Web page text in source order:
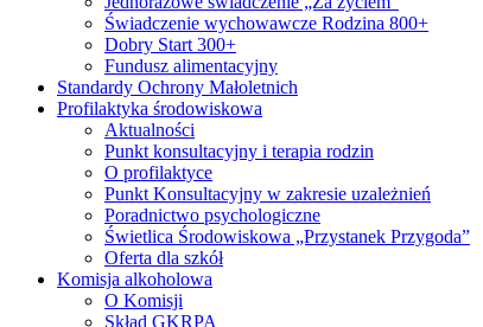
Świadczenie wychowawcze Rodzina 800+
Dobry Start 300+
Fundusz alimentacyjny
Standardy Ochrony Małoletnich
Profilaktyka środowiskowa
Aktualności
Punkt konsultacyjny i terapia rodzin
O profilaktyce
Punkt Konsultacyjny w zakresie uzależnień
Poradnictwo psychologiczne
Świetlica Środowiskowa „Przystanek Przygoda”
Oferta dla szkół
Komisja alkoholowa
O Komisji
Skład GKRPA